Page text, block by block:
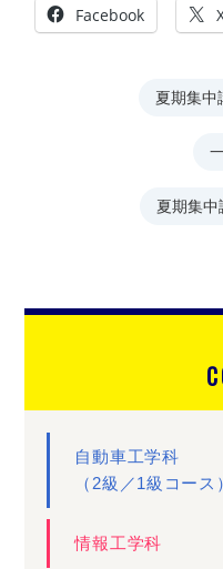
Facebook
夏期集中
夏期集中
自動車工学科
（2級／1級コース）
情報工学科